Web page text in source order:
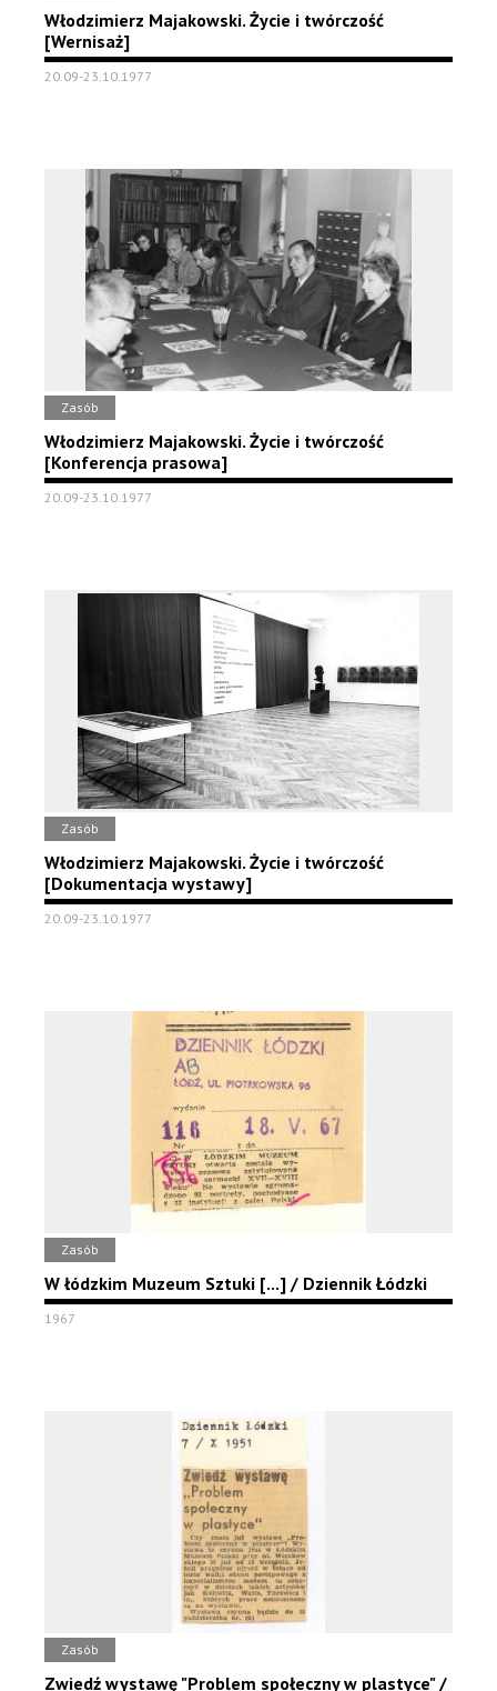
Włodzimierz Majakowski. Życie i twórczość
[Wernisaż]
20.09-23.10.1977
Zasób
Włodzimierz Majakowski. Życie i twórczość
[Konferencja prasowa]
20.09-23.10.1977
Zasób
Włodzimierz Majakowski. Życie i twórczość
[Dokumentacja wystawy]
20.09-23.10.1977
Zasób
W łódzkim Muzeum Sztuki [...] / Dziennik Łódzki
1967
Zasób
Zwiedź wystawę "Problem społeczny w plastyce" /